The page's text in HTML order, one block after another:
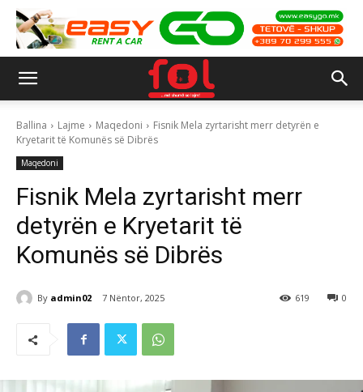
Ballina Lajme Maqedoni
Fisnik Mela zyrtarisht merr detyrën e
Kryetarit të Komunës së Dibrës
Maqedoni
Fisnik Mela zyrtarisht merr
detyrën e Kryetarit të
Komunës së Dibrës
By admin02 7 Nëntor, 2025 0
619